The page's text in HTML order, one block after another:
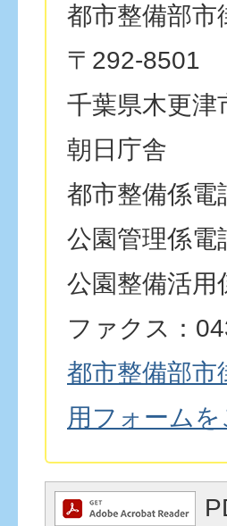
都市整備部市
〒292-8501
千葉県木更津
朝日庁舎
都市整備係電
公園管理係電
公園整備活用
ファクス：
都市整備部
用フォーム